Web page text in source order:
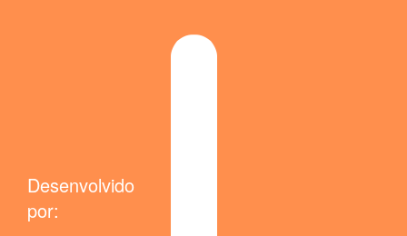
Desenvolvido
por: